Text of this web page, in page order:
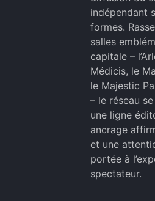
indépendant
formes.
salles
capitale –
Médicis, le
le Majestic
– le réseau
une ligne
ancrage
et une
portée à
spectateur.